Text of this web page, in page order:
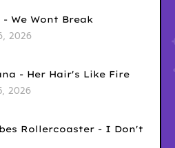
- We Wont Break
2026
- Her Hair's Like Fire
2026
Rollercoaster - I Don't